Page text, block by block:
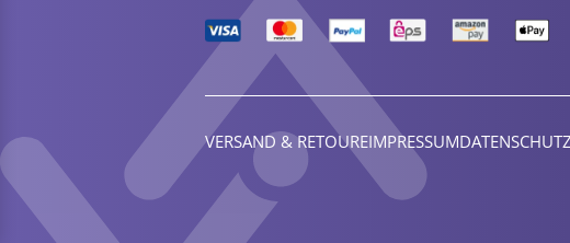
VERSAND & RETOUREIMPRESSUMDATENSCHUTZ